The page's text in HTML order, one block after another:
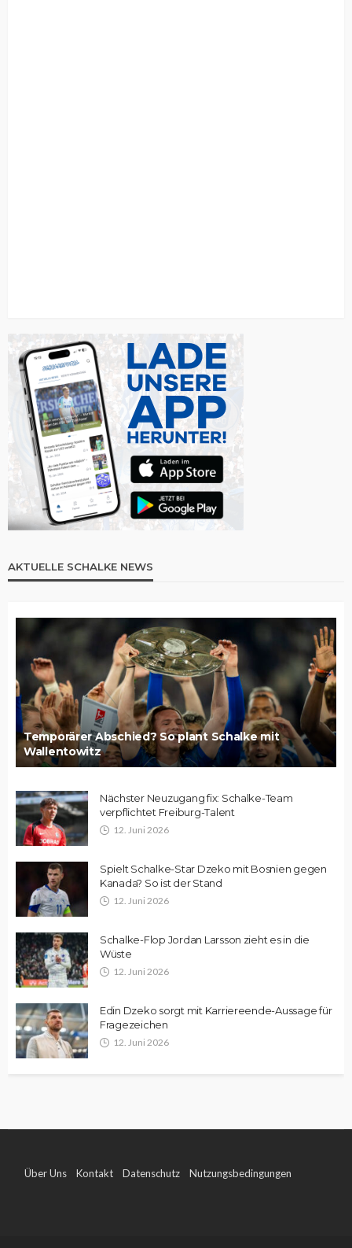
AKTUELLE SCHALKE NEWS
Temporärer Abschied? So plant Schalke mit
Wallentowitz
Nächster Neuzugang fix: Schalke-Team
verpflichtet Freiburg-Talent
12. Juni 2026
Spielt Schalke-Star Dzeko mit Bosnien gegen
Kanada? So ist der Stand
12. Juni 2026
Schalke-Flop Jordan Larsson zieht es in die
Wüste
12. Juni 2026
Edin Dzeko sorgt mit Karriereende-Aussage für
Fragezeichen
12. Juni 2026
Über Uns Kontakt Datenschutz Nutzungsbedingungen